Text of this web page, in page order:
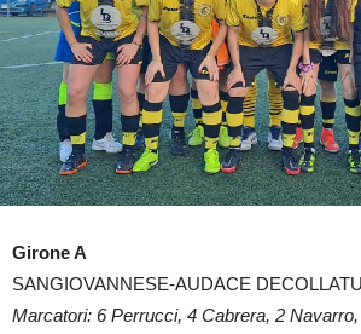
Girone A
SANGIOVANNESE-AUDACE
Marcatori: 6 Perrucci, 4 Cabrera, 2